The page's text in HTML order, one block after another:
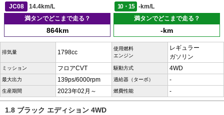
JC08
14.4km/L 10・15
-km/L
満タンでどこまで走る？
864km
満タンでどこまで走る？
-km
排気量 1798cc
使用燃料
エンジン
レギュラー
ガソリン
ミッション フロアCVT 駆動方式 4WD
最大出力 139ps/6000rpm 過給器（ターボ） -
生産期間 2023年02月～ 燃費性能 -
1.8 ブラック エディション 4WD